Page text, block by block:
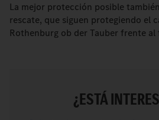
La mejor protección posible
rescate, que siguen protegiendo el
Rothenburg ob der Tauber frente al
¿ESTÁ